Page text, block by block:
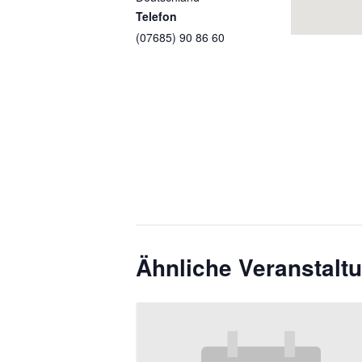
Telefon
(07685) 90 86 60
Ähnliche